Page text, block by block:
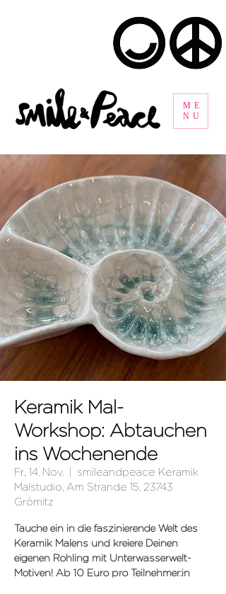
ME
NU
Keramik Mal-
Workshop: Abtauchen
ins Wochenende
Fr., 14. Nov.
smileandpeace Keramik
Malstudio, Am Strande 15, 23743
Grömitz
Tauche ein in die faszinierende Welt des
Keramik Malens und kreiere Deinen
eigenen Rohling mit Unterwasserwelt-